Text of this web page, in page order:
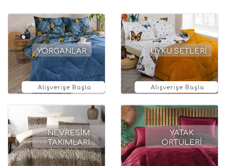
YORGANLAR
Alışverişe Başla
UYKU SETLERİ
Alışverişe Başla
NEVRESİM
TAKIMLARI
YATAK
ÖRTÜLERİ